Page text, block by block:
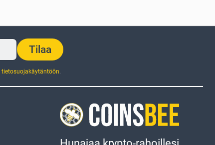
Tilaa
tietosuojakäytäntöön.